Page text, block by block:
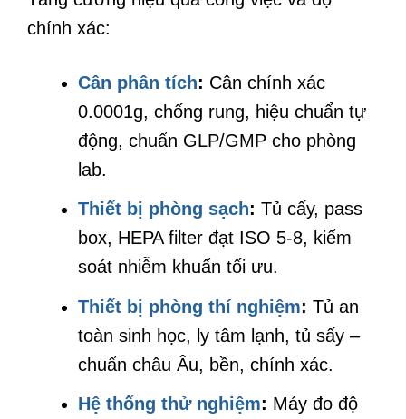
chính xác:
Cân phân tích: Cân chính xác
0.0001g, chống rung, hiệu chuẩn tự
động, chuẩn GLP/GMP cho phòng
lab.
Thiết bị phòng sạch: Tủ cấy, pass
box, HEPA filter đạt ISO 5-8, kiểm
soát nhiễm khuẩn tối ưu.
Thiết bị phòng thí nghiệm: Tủ an
toàn sinh học, ly tâm lạnh, tủ sấy –
chuẩn châu Âu, bền, chính xác.
Hệ thống thử nghiệm: Máy đo độ